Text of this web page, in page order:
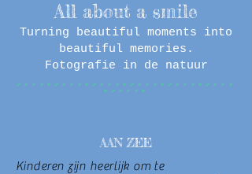
All about a smile
Turning beautiful moments into
beautiful memories.
Fotografie in de natuur
°°°°°°°°°°°°°°°°°°°°°°°°°°°°°
°°°°°°
AAN ZEE
Kinderen zijn heerlijk om te